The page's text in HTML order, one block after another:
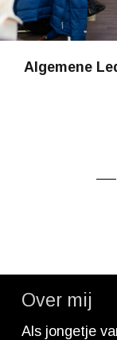
Algemene
Over mij
Als jongetje